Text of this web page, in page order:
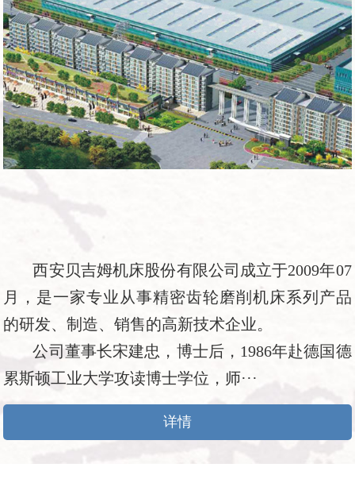
西安贝吉姆机床股份有限公司成立于2009年07
月，是一家专业从事精密齿轮磨削机床系列产品
的研发、制造、销售的高新技术企业。
公司董事长宋建忠，博士后，1986年赴德国德
累斯顿工业大学攻读博士学位，师···
详情